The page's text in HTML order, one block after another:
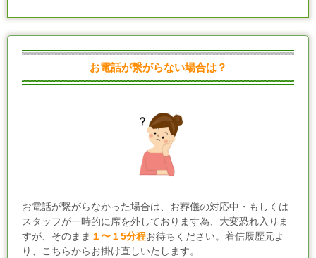
お電話が繋がらない場合は？
お電話が繋がらなかった場合は、お葬儀の対応中・もしくは
スタッフが一時的に席を外しております為、大変恐れ入りま
すが、そのまま １〜１5分程お待ちください。着信履歴元よ
り、こちらからお掛け直しいたします。